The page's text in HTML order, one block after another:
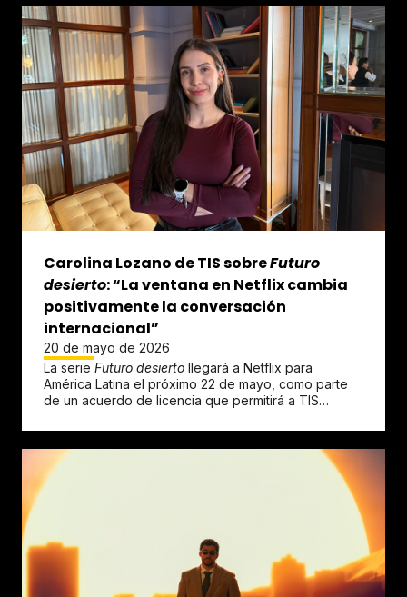
Carolina Lozano de TIS sobreFuturo
desierto: “La ventana en Netflix cambia
positivamente la conversación
internacional”
20 de mayo de 2026
La serie Futuro desierto llegará a Netflix para
América Latina el próximo 22 de mayo, como parte
de un acuerdo de licencia que permitirá a TIS